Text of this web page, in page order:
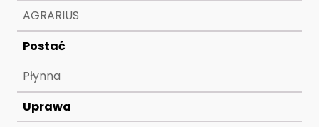
AGRARIUS
Postać
Płynna
Uprawa